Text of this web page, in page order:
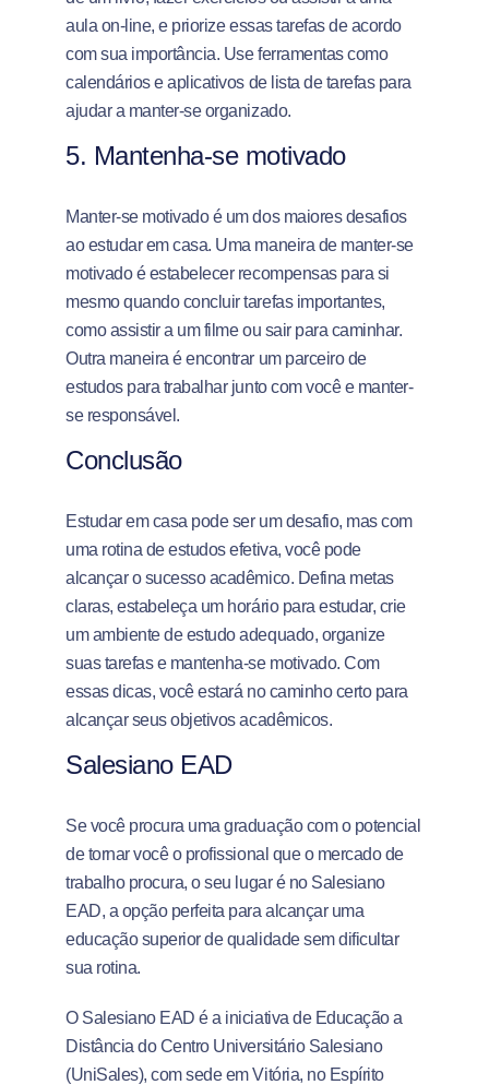
aula on-line, e priorize essas tarefas de acordo
com sua importância. Use ferramentas como
calendários e aplicativos de lista de tarefas para
ajudar a manter-se organizado.
5. Mantenha-se motivado
Manter-se motivado é um dos maiores desafios
ao estudar em casa. Uma maneira de manter-se
motivado é estabelecer recompensas para si
mesmo quando concluir tarefas importantes,
como assistir a um filme ou sair para caminhar.
Outra maneira é encontrar um parceiro de
estudos para trabalhar junto com você e manter-
se responsável.
Conclusão
Estudar em casa pode ser um desafio, mas com
uma rotina de estudos efetiva, você pode
alcançar o sucesso acadêmico. Defina metas
claras, estabeleça um horário para estudar, crie
um ambiente de estudo adequado, organize
suas tarefas e mantenha-se motivado. Com
essas dicas, você estará no caminho certo para
alcançar seus objetivos acadêmicos.
Salesiano EAD
Se você procura uma graduação com o potencial
de tornar você o profissional que o mercado de
trabalho procura, o seu lugar é no Salesiano
EAD, a opção perfeita para alcançar uma
educação superior de qualidade sem dificultar
sua rotina.
O Salesiano EAD é a iniciativa de Educação a
Distância do Centro Universitário Salesiano
(UniSales), com sede em Vitória, no Espírito